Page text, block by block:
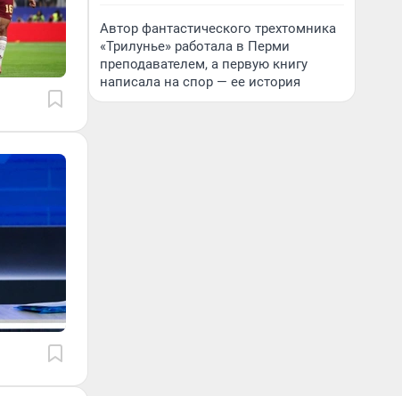
Автор фантастического трехтомника
«Трилунье» работала в Перми
преподавателем, а первую книгу
написала на спор — ее история